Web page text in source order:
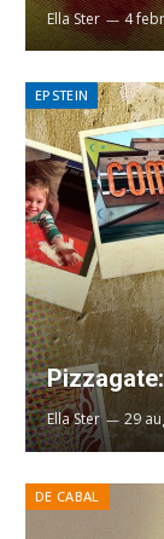
Ella Ster 4
EPSTEIN
Ella Ster 29
DE CABAL